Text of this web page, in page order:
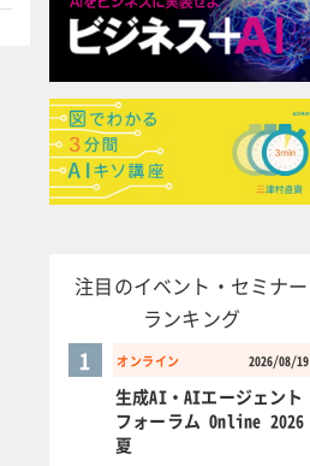
注目のイベント・セミナー
ランキング
オンライン 2026/08/19
1
生成AI・AIエージェント
フォーラム Online 2026
夏